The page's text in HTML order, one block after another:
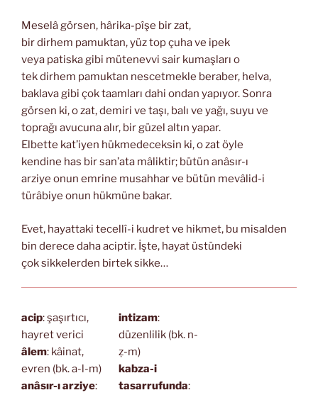
Meselâ görsen, hârika-pîşe bir zat,
bir dirhem pamuktan, yüz top çuha ve ipek
veya patiska gibi mütenevvi sair kumaşları o
tek dirhem pamuktan nescetmekle beraber, helva,
baklava gibi çok taamları dahi ondan yapıyor. Sonra
görsen ki, o zat, demiri ve taşı, balı ve yağı, suyu ve
toprağı avucuna alır, bir güzel altın yapar.
Elbette kat’iyen hükmedeceksin ki, o zat öyle
kendine has bir san’ata mâliktir; bütün anâsır-ı
arziye onun emrine musahhar ve bütün mevâlid-i
türâbiye onun hükmüne bakar.
Evet, hayattaki tecellî-i kudret ve hikmet, bu misalden
bin derece daha aciptir. İşte, hayat üstündeki
çok sikkelerden birtek sikke…
acip: şaşırtıcı,
hayret verici
âlem: kâinat,
evren (bk. a-l-m)
anâsır-ı arziye:
intizam:
düzenlilik (bk. n-
ẓ-m)
kabza-i
tasarrufunda: